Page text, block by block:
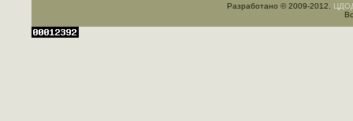
Разработано © 2009-2012.